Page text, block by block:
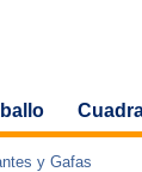
y Gafas